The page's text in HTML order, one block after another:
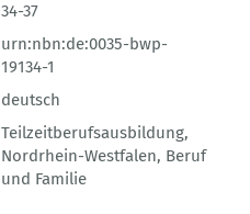
34-37
urn:nbn:de:0035-bwp-
19134-1
deutsch
Teilzeitberufsausbildung,
Nordrhein-Westfalen, Beruf
und Familie